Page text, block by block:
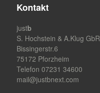
Kontakt
justb
S. Hochstein & A.Klug GbR
Bissingerstr.6
75172 Pforzheim
Telefon 07231 34600
mail@justbnext.com